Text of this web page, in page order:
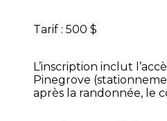
Tarif : 500 $
L’inscription inclut
Pinegrove
après la randonnée, le